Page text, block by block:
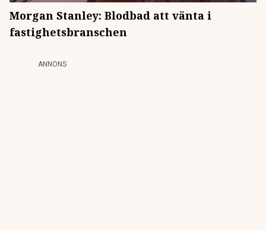
Morgan Stanley: Blodbad att vänta i
fastighetsbranschen
ANNONS